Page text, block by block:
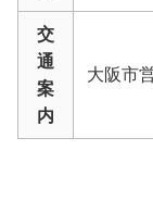
交
通
案
内
大阪市